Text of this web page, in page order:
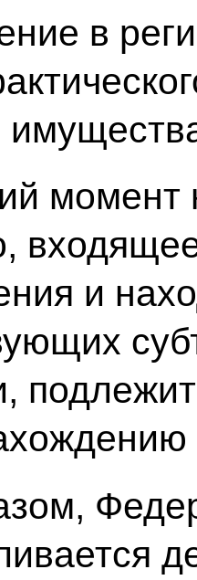
в
момент
и